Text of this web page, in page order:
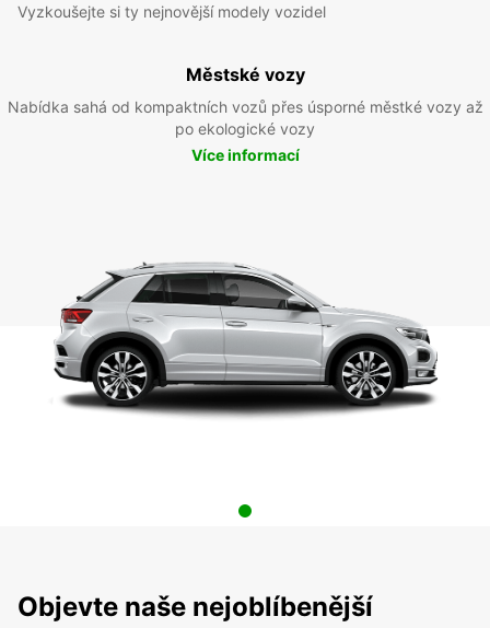
Vyzkoušejte si ty nejnovější modely vozidel
Městské vozy
Nabídka sahá od kompaktních vozů přes úsporné městké vozy až
po ekologické vozy
Více informací
Objevte naše nejoblíbenější